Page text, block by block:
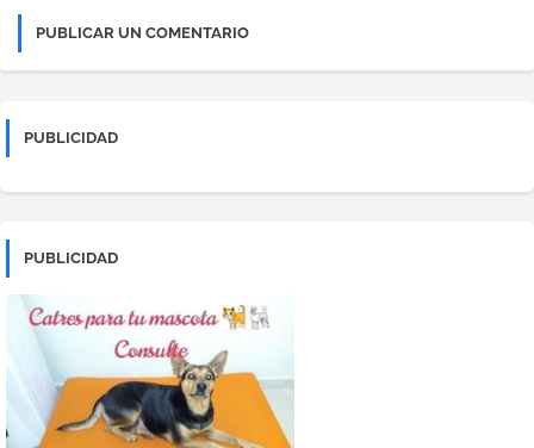
PUBLICAR UN COMENTARIO
PUBLICIDAD
PUBLICIDAD